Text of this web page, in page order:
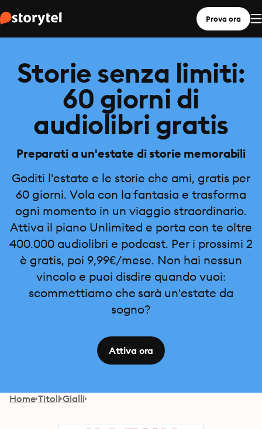
Prova ora
Storie senza limiti:
60 giorni di
audiolibri gratis
Preparati a un'estate di storie memorabili
Goditi l'estate e le storie che ami, gratis per
60 giorni. Vola con la fantasia e trasforma
ogni momento in un viaggio straordinario.
Attiva il piano Unlimited e porta con te oltre
400.000 audiolibri e podcast. Per i prossimi 2
è gratis, poi 9,99€/mese. Non hai nessun
vincolo e puoi disdire quando vuoi:
scommettiamo che sarà un'estate da
sogno?
Attiva ora
Home Titoli Gialli